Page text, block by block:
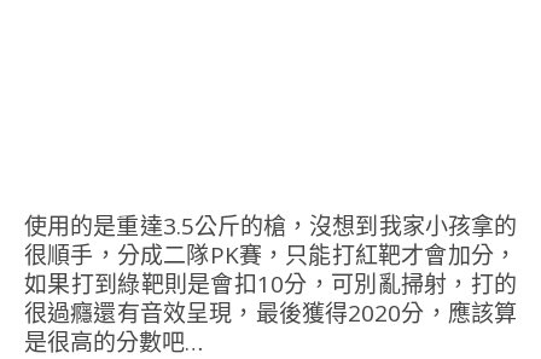
使用的是重達3.5公斤的槍，沒想到我家小孩拿的
很順手，分成二隊PK賽，只能打紅靶才會加分，
如果打到綠靶則是會扣10分，可別亂掃射，打的
很過癮還有音效呈現，最後獲得2020分，應該算
是很高的分數吧…